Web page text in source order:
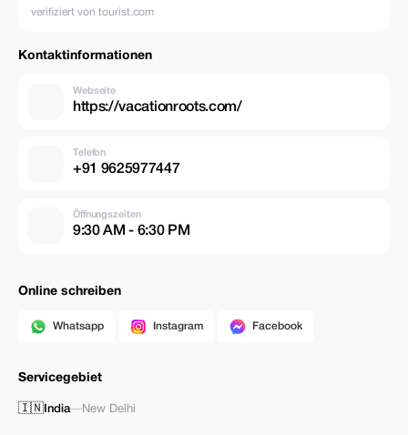
verifiziert von tourist.com
Kontaktinformationen
Webseite
https://vacationroots.com/
Telefon
+91 9625977447
Öffnungszeiten
9:30 AM - 6:30 PM
Online schreiben
Whatsapp Instagram Facebook
Servicegebiet
🇮🇳 India—New Delhi